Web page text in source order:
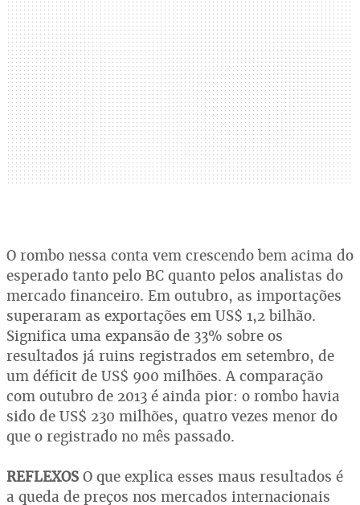
O rombo nessa conta vem crescendo bem acima do
esperado tanto pelo BC quanto pelos analistas do
mercado financeiro. Em outubro, as importações
superaram as exportações em US$ 1,2 bilhão.
Significa uma expansão de 33% sobre os
resultados já ruins registrados em setembro, de
um déficit de US$ 900 milhões. A comparação
com outubro de 2013 é ainda pior: o rombo havia
sido de US$ 230 milhões, quatro vezes menor do
que o registrado no mês passado.
REFLEXOS O que explica esses maus resultados é
a queda de preços nos mercados internacionais